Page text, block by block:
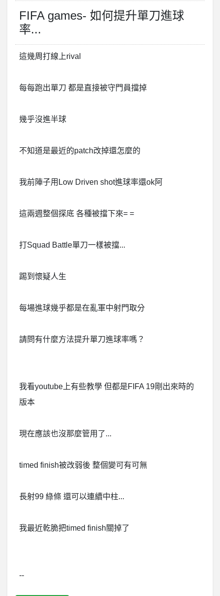
FIFA games- 如何提升單刀進球
率...
這幾周打線上rival
每每跑出單刀 都是直接被守門員擋掉
幾乎沒進半球
不知道是最近的patch改掉還怎麼的
我前陣子用Low Driven shot進球率還ok阿
這兩週整個探底 各種被擋下來= =
打Squad Battle單刀一樣被擋...
踢到懷疑人生
每場進球幾乎都是在亂軍中射門取分
請問有什麼方法提升單刀進球率嗎？
我看youtube上有些教學 但都是FIFA 19剛出來時的
版本
現在應該也沒那麼管用了...
timed finish被改弱後 整個變可有可無
長射99 綠條 還可以連續中柱...
我最近乾脆把timed finish關掉了
--